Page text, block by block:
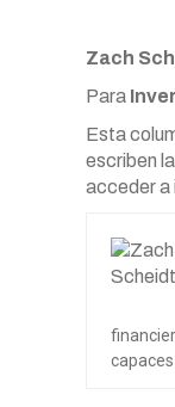
Zach
Para
Esta
escriben
acceder a